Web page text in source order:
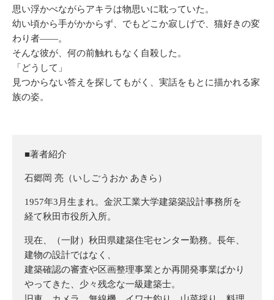
思い浮かべながらアキラは物思いに耽っていた。
幼い頃から手がかからず、でもどこか寂しげで、猫好きの変
わり者――。
そんな彼が、何の前触れもなく自殺した。
「どうして」
見つからない答えを探してもがく、実話をもとに描かれる家
族の姿。
■著者紹介
石郷岡 亮（いしごうおか あきら）
1957年3月生まれ。金沢工業大学建築築設計事務所を
経て秋田市役所入所。
現在、（一財）秋田県建築住宅センター勤務。長年、
建物の設計ではなく、
建築確認の審査や区画整理事業とか再開発事業ばかり
やってきた、少々残念な一級建築士。